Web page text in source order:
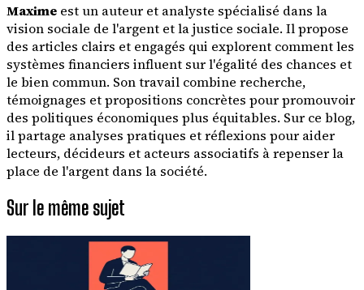
Maxime est un auteur et analyste spécialisé dans la
vision sociale de l'argent et la justice sociale. Il propose
des articles clairs et engagés qui explorent comment les
systèmes financiers influent sur l'égalité des chances et
le bien commun. Son travail combine recherche,
témoignages et propositions concrètes pour promouvoir
des politiques économiques plus équitables. Sur ce blog,
il partage analyses pratiques et réflexions pour aider
lecteurs, décideurs et acteurs associatifs à repenser la
place de l'argent dans la société.
Sur le même sujet